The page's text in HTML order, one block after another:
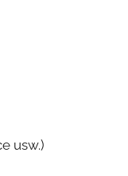
usw.)